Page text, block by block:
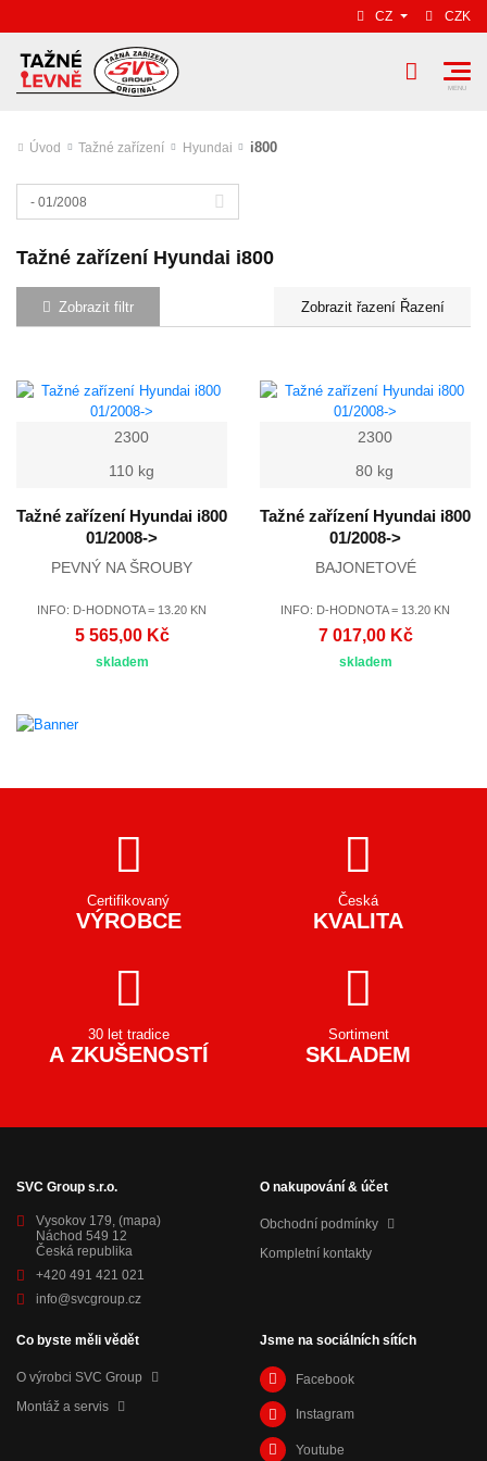
CZ CZK
Úvod Tažné zařízení Hyundai i800
- 01/2008
Tažné zařízení Hyundai i800
Zobrazit filtr Řazení
2300
110 kg
Tažné zařízení Hyundai i800
01/2008->
PEVNÝ NA ŠROUBY
INFO: D-HODNOTA = 13.20 KN
5 565,00 Kč
skladem
2300
80 kg
Tažné zařízení Hyundai i800
01/2008->
BAJONETOVÉ
INFO: D-HODNOTA = 13.20 KN
7 017,00 Kč
skladem
Certifikovaný
VÝROBCE
Česká
KVALITA
30 let tradice
A ZKUŠENOSTÍ
Sortiment
SKLADEM
SVC Group s.r.o.
Vysokov 179, (mapa)
Náchod 549 12
Česká republika
+420 491 421 021
info@svcgroup.cz
O nakupování & účet
Obchodní podmínky
Kompletní kontakty
Co byste měli vědět
O výrobci SVC Group
Montáž a servis
Jsme na sociálních sítích
Facebook
Instagram
Youtube